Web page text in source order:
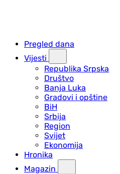
Pregled dana
Vijesti
Republika Srpska
Društvo
Banja Luka
Gradovi i opštine
BiH
Srbija
Region
Svijet
Ekonomija
Hronika
Magazin